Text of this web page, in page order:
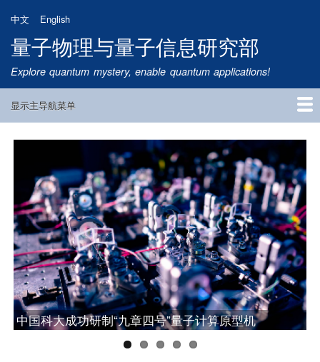
到
主
要
内
中文 English
量子物理与量子信息研究部
Explore quantum mystery, enable quantum applications!
Main
显示主导航菜单
首页
研究方向
量子卫星
团队成员
新闻动态
研究进展
学术报告
论文发表
公告通知
招生信息
相关链接
中国科大成功研制“九章四号”量子计算原型机
中国科大构建可扩展量子中继的基本模块，实现量子
网络研究的重大突破
中国科大潘建伟教授获2025腾冲科学大奖
中国科大彭承志当选中国科学院院士
中国科大首次实现无漏洞Hardy佯谬检验